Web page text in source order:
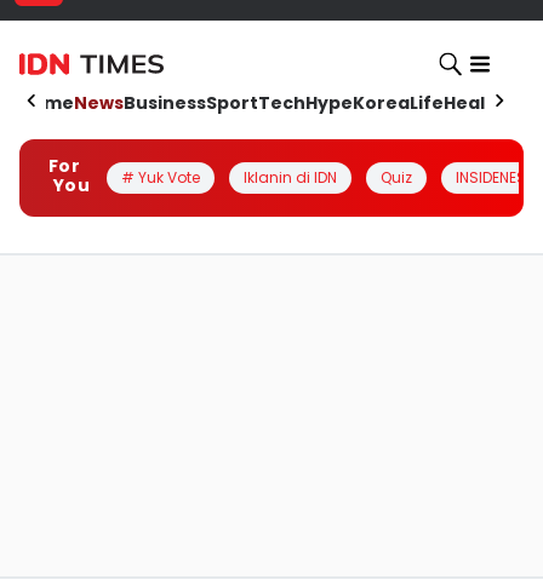
HomeNewsBusinessSportTechHypeKoreaLifeHealth
For
You
# Yuk Vote Iklanin di IDN Quiz INSIDENESIA